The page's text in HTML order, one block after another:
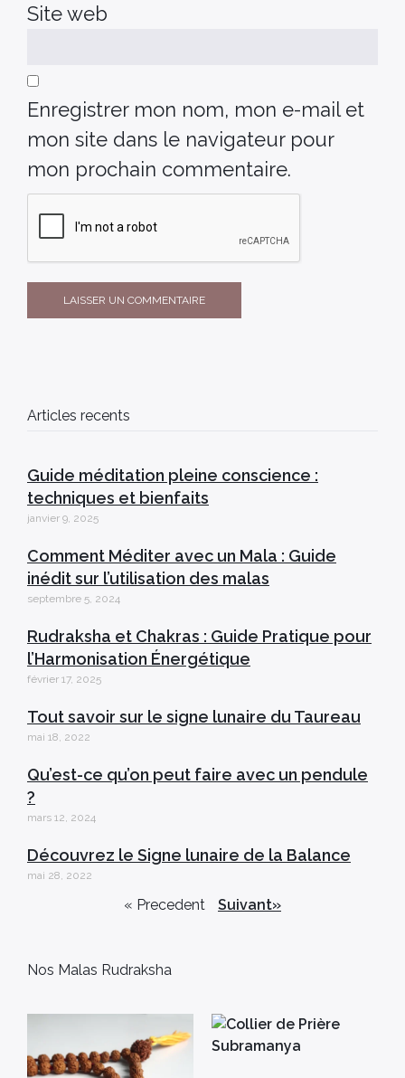
Site web
Enregistrer mon nom, mon e-mail et
mon site dans le navigateur pour
mon prochain commentaire.
Articles recents
Guide méditation pleine conscience :
techniques et bienfaits
janvier 9, 2025
Comment Méditer avec un Mala : Guide
inédit sur l’utilisation des malas
septembre 5, 2024
Rudraksha et Chakras : Guide Pratique pour
l’Harmonisation Énergétique
février 17, 2025
Tout savoir sur le signe lunaire du Taureau
mai 18, 2022
Qu’est-ce qu’on peut faire avec un pendule
?
mars 12, 2024
Découvrez le Signe lunaire de la Balance
mai 28, 2022
« Precedent Suivant»
Nos Malas Rudraksha